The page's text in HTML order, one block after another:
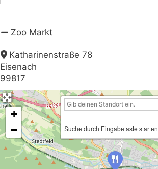
Zoo Markt
Katharinenstraße 78
Eisenach
99817
+
−
Suche durch Eingabetaste starten